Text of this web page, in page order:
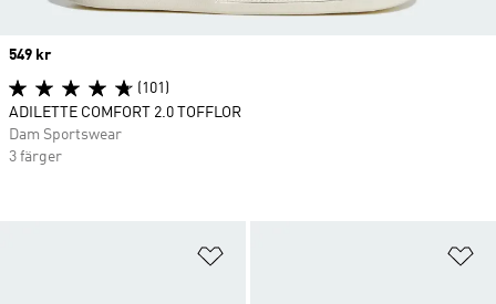
Price
549 kr
(101)
ADILETTE COMFORT 2.0 TOFFLOR
Dam Sportswear
3 färger